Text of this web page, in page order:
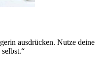
ausdrücken. Nutze deine